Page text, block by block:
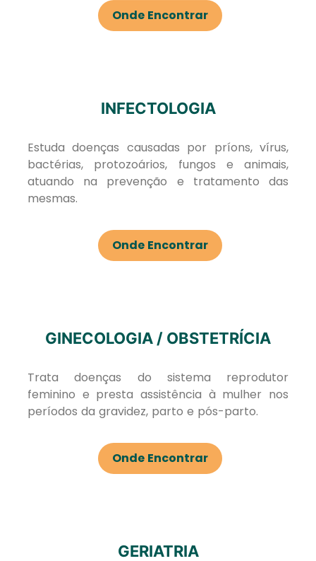
Onde Encontrar
INFECTOLOGIA
Estuda doenças causadas por príons, vírus,
bactérias, protozoários, fungos e animais,
atuando na prevenção e tratamento das
mesmas.
Onde Encontrar
GINECOLOGIA / OBSTETRÍCIA
Trata doenças do sistema reprodutor
feminino e presta assistência à mulher nos
períodos da gravidez, parto e pós-parto.
Onde Encontrar
GERIATRIA